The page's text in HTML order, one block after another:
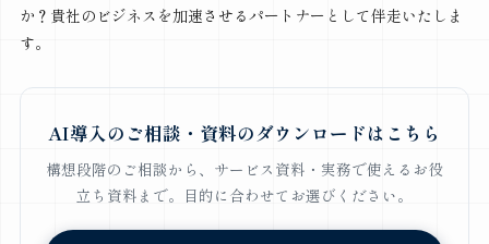
か？貴社のビジネスを加速させるパートナーとして伴走いたしま
す。
AI導入のご相談・資料のダウンロードはこちら
構想段階のご相談から、サービス資料・実務で使えるお役
立ち資料まで。目的に合わせてお選びください。